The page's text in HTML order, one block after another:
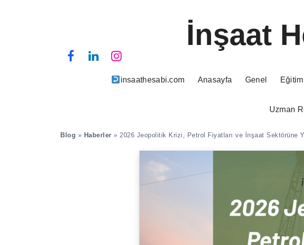
İnşaat
insaathesabi.com Anasayfa Genel Eğitim
Uzman
Blog » Haberler » 2026 Jeopolitik Krizi, Petrol Fiyatları ve İnşaat Sektörüne